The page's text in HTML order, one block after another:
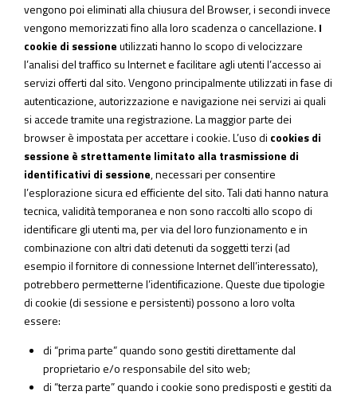
vengono poi eliminati alla chiusura del Browser, i secondi invece
vengono memorizzati fino alla loro scadenza o cancellazione. I
cookie di sessioneutilizzati hanno lo scopo di velocizzare
l’analisi del traffico su Internet e facilitare agli utenti l’accesso ai
servizi offerti dal sito. Vengono principalmente utilizzati in fase di
autenticazione, autorizzazione e navigazione nei servizi ai quali
si accede tramite una registrazione. La maggior parte dei
browser è impostata per accettare i cookie. L’uso di cookies di
sessione è strettamente limitato alla trasmissione di
identificativi di sessione, necessari per consentire
l’esplorazione sicura ed efficiente del sito. Tali dati hanno natura
tecnica, validità temporanea e non sono raccolti allo scopo di
identificare gli utenti ma, per via del loro funzionamento e in
combinazione con altri dati detenuti da soggetti terzi (ad
esempio il fornitore di connessione Internet dell’interessato),
potrebbero permetterne l’identificazione. Queste due tipologie
di cookie (di sessione e persistenti) possono a loro volta
essere:
di“prima parte”quando sono gestiti direttamente dal
proprietario e/o responsabile del sito web;
di “terza parte”quando i cookie sono predisposti e gestiti da